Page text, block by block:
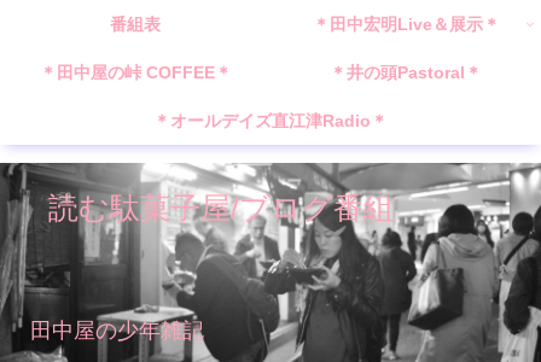
読む駄菓子屋/ブログ番組
田中屋の少年雑記
番組表 ＊田中宏明Live＆展示＊
＊田中屋の峠 COFFEE＊ ＊井の頭Pastoral＊
＊オールデイズ直江津Radio＊